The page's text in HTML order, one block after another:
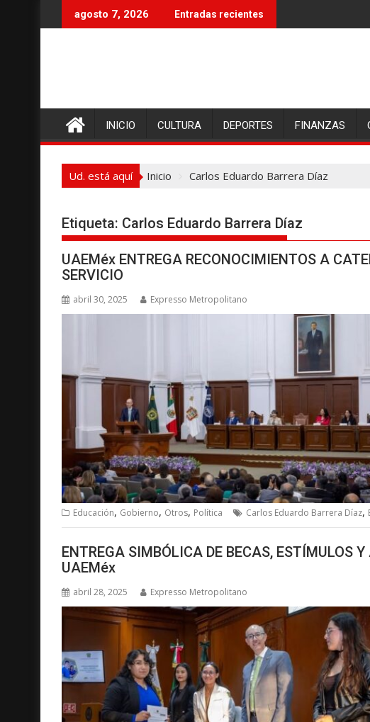
r
n
e
agosto 7, 2026 Entradas recientes
INICIO CULTURA DEPORTES FINANZAS
Ud. está aquí Inicio Carlos Eduardo Barrera Díaz
Etiqueta: Carlos Eduardo Barrera Díaz
UAEMéx ENTREGA RECONOCIMIENTOS A
SERVICIO
abril 30, 2025 Expresso Metropolitano
Educación, Gobierno, Otros, Política Carlos Eduardo Barrera Díaz,
ENTREGA SIMBÓLICA DE BECAS, ESTÍMULOS
UAEMéx
abril 28, 2025 Expresso Metropolitano